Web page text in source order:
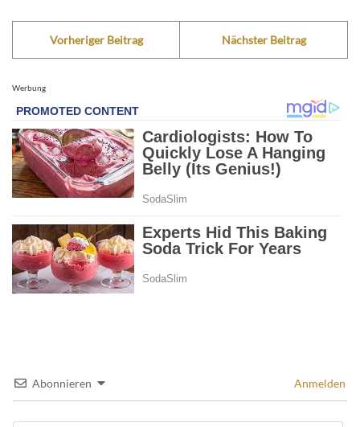
Vorheriger Beitrag Nächster Beitrag
Werbung
Abonnieren Anmelden